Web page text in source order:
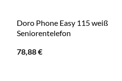
Doro Phone Easy 115 weiß
Seniorentelefon
78,88€